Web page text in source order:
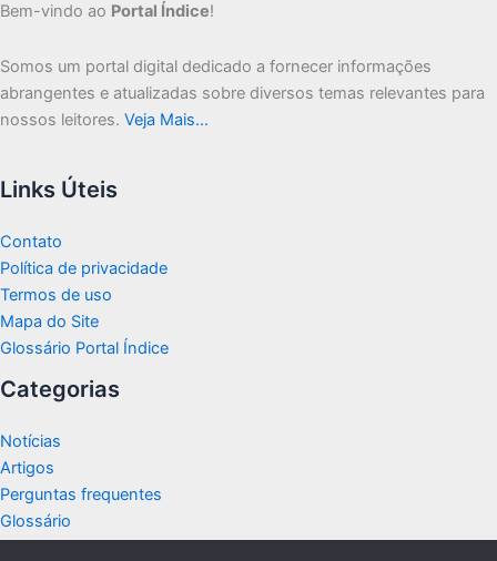
Bem-vindo ao Portal Índice!
Somos um portal digital dedicado a fornecer informações
abrangentes e atualizadas sobre diversos temas relevantes para
nossos leitores. Veja Mais…
Links Úteis
Contato
Política de privacidade
Termos de uso
Mapa do Site
Glossário Portal Índice
Categorias
Notícias
Artigos
Perguntas frequentes
Glossário